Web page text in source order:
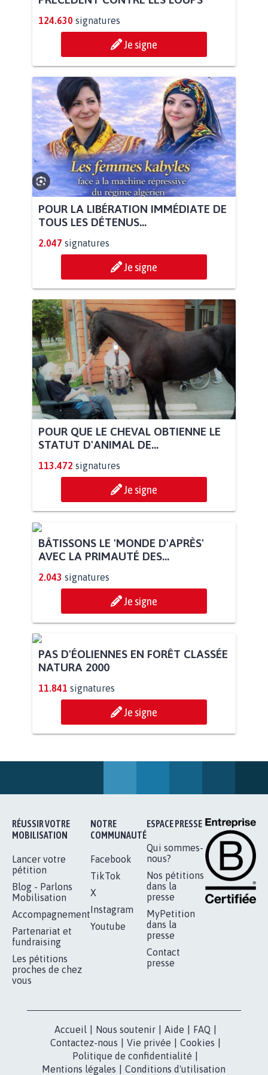
124.630 signatures
Je signe
POUR LA LIBÉRATION IMMÉDIATE DE
TOUS LES DÉTENUS...
2.047 signatures
Je signe
POUR QUE LE CHEVAL OBTIENNE LE
STATUT D'ANIMAL DE...
113.472 signatures
Je signe
BÂTISSONS LE 'MONDE D'APRÈS'
AVEC LA PRIMAUTÉ DES...
2.043 signatures
Je signe
PAS D'ÉOLIENNES EN FORÊT CLASSÉE
NATURA 2000
11.841 signatures
Je signe
RÉUSSIR VOTRE
NOTRE
COMMUNAUTÉ
ESPACE PRESSE
Qui sommes-